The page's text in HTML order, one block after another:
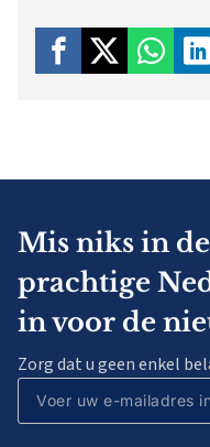
Mis niks in
prachtige
in voor de
Zorg dat u geen enkel